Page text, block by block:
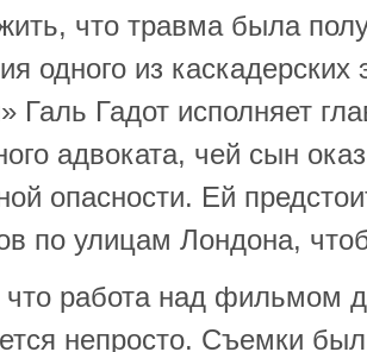
что травма была
одного из
Галь Гадот исполняет
адвоката, чей сын
опасности. Ей
по улицам Лондона,
работа над фильмом
непросто. Съемки